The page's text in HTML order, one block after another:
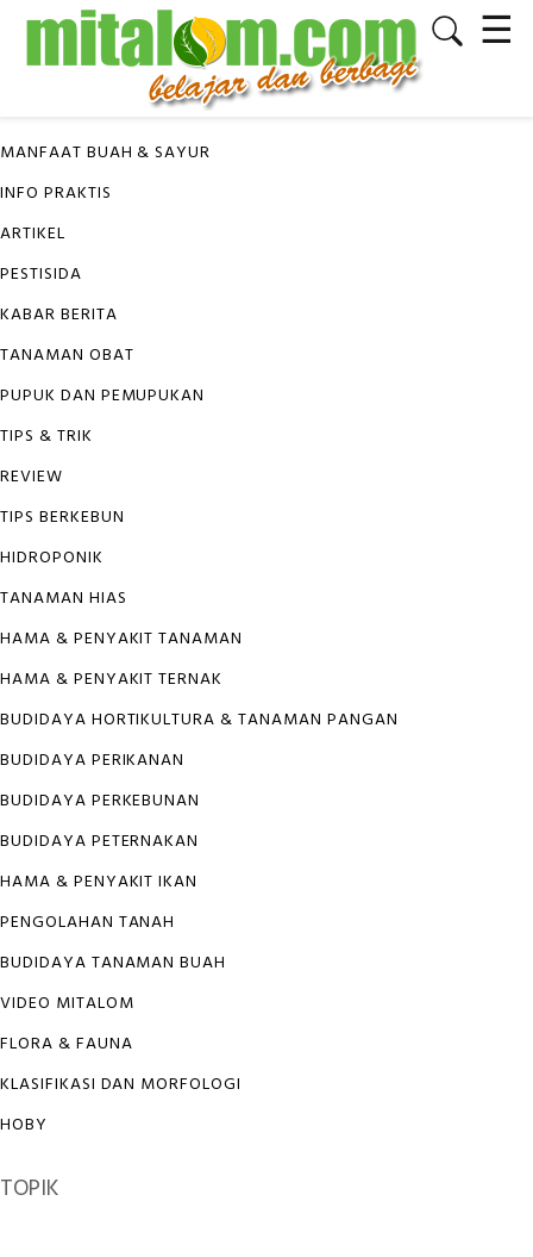
☰
✕
MANFAAT BUAH & SAYUR
INFO PRAKTIS
ARTIKEL
PESTISIDA
KABAR BERITA
TANAMAN OBAT
PUPUK DAN PEMUPUKAN
TIPS & TRIK
REVIEW
TIPS BERKEBUN
HIDROPONIK
TANAMAN HIAS
HAMA & PENYAKIT TANAMAN
HAMA & PENYAKIT TERNAK
BUDIDAYA HORTIKULTURA & TANAMAN PANGAN
BUDIDAYA PERIKANAN
BUDIDAYA PERKEBUNAN
BUDIDAYA PETERNAKAN
HAMA & PENYAKIT IKAN
PENGOLAHAN TANAH
BUDIDAYA TANAMAN BUAH
VIDEO MITALOM
FLORA & FAUNA
KLASIFIKASI DAN MORFOLOGI
HOBY
TOPIK